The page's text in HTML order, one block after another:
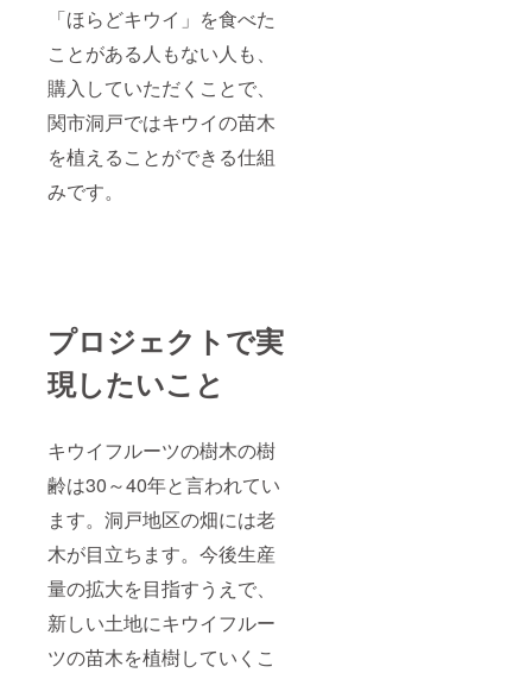
「ほらどキウイ」を食べた
ことがある人もない人も、
購入していただくことで、
関市洞戸ではキウイの苗木
を植えることができる仕組
みです。
プロジェクトで実
現したいこと
キウイフルーツの樹木の樹
齢は30～40年と言われてい
ます。洞戸地区の畑には老
木が目立ちます。今後生産
量の拡大を目指すうえで、
新しい土地にキウイフルー
ツの苗木を植樹していくこ